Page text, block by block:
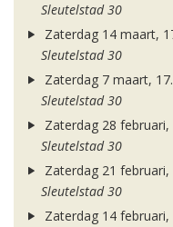
Sleutelstad 30
Zaterdag 14 maart,
Sleutelstad 30
Zaterdag 7 maart,
Sleutelstad 30
Zaterdag 28 februari,
Sleutelstad 30
Zaterdag 21 februari,
Sleutelstad 30
Zaterdag 14 februari,